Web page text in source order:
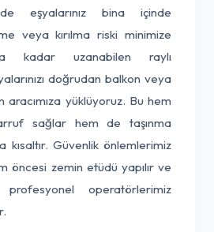
eşyalarınız bina içinde
veya kırılma riski minimize
kadar uzanabilen raylı
doğrudan balkon veya
yüklüyoruz. Bu hem
sağlar hem de taşınma
kısaltır. Güvenlik önlemlerimiz
öncesi zemin etüdü yapılır ve
operatörlerimiz